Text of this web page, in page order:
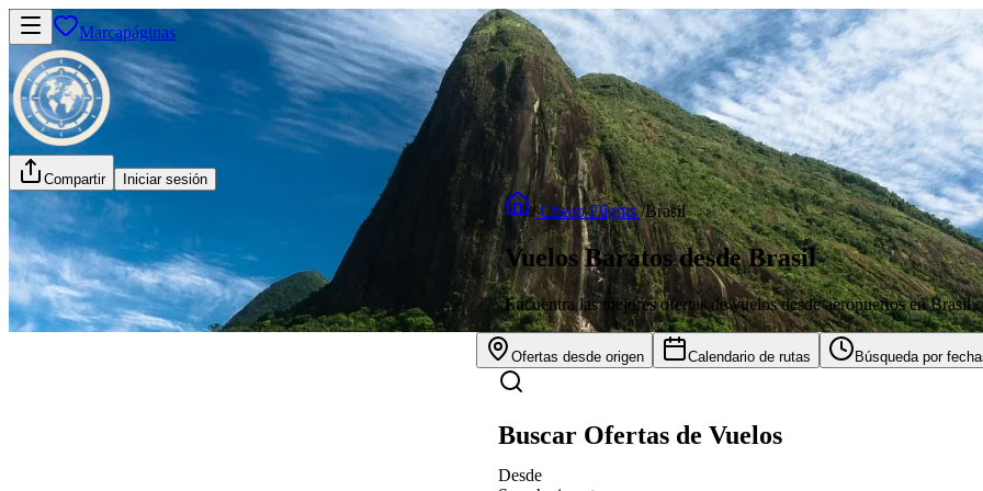
Marcapáginas
Compartir Iniciar sesión
/Cheap Flights/Brasil
Vuelos Baratos desde Brasil
Encuentra las mejores ofertas de vuelos desde aeropuertos en Brasil
Ofertas desde origen Calendario de rutas Búsqueda por
Buscar Ofertas de Vuelos
Desde